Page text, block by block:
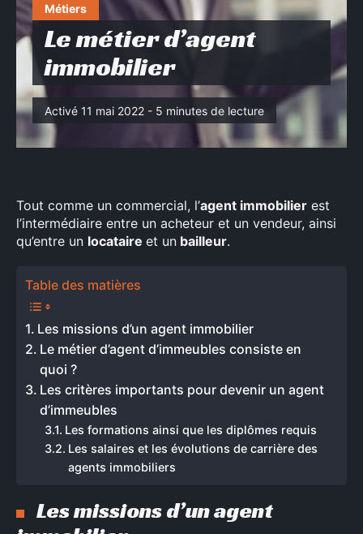
Métiers
Le métier d’agent
immobilier
Activé 11 mai 2022 - 5 minutes de lecture
Tout comme un commercial, l’agent immobilier est
l’intermédiaire entre un acheteur et un vendeur, ainsi
qu’entre un locataire et un bailleur.
Table des matières
Les missions d’un agent immobilier
Le métier d’agent d’immeubles consiste en
quoi ?
Les critères importants pour devenir un agent
d’immeubles
Les formations ainsi que les diplômes requis
Les salaires et les évolutions de carrière des
agents immobiliers
Les missions d’un agent